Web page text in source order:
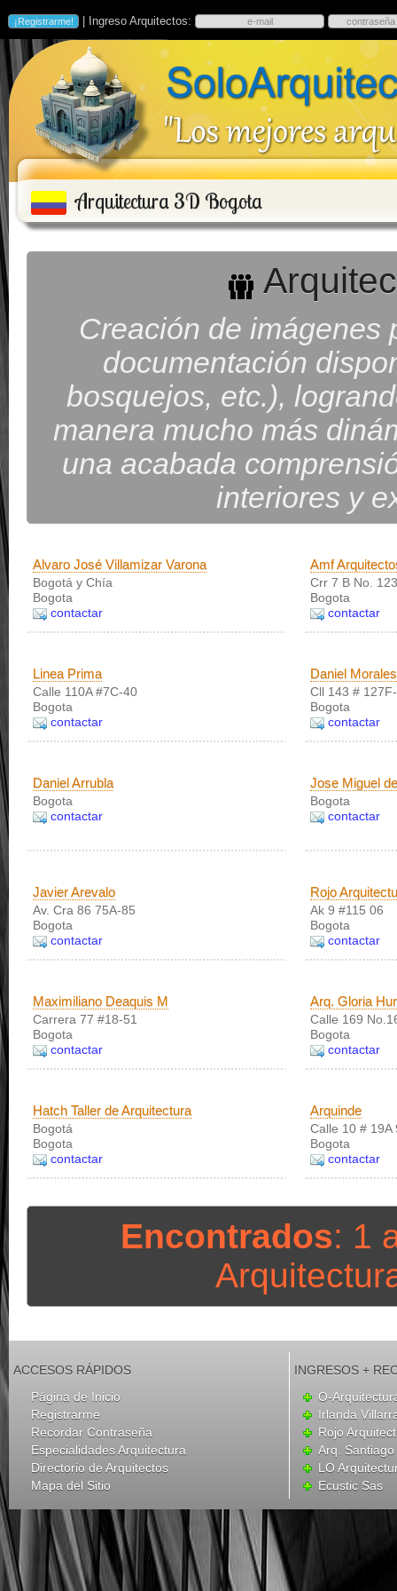
| Ingreso Arquitectos:
Arquitectura 3D Bogota
Creación de imágenes
documentación
bosquejos, etc.),
manera mucho más
una acabada
interiores y
Alvaro José Villamizar Varona
Bogotá y Chía
Bogota
contactar
Amf
Crr 7 B No.
Bogota
contactar
Linea Prima
Calle 110A #7C-40
Bogota
contactar
Daniel Morales
Cll 143 #
Bogota
contactar
Daniel Arrubla
Bogota
contactar
Jose Miguel
Bogota
contactar
Javier Arevalo
Av. Cra 86 75A-85
Bogota
contactar
Rojo
Ak 9 #115 06
Bogota
contactar
Maximiliano Deaquis M
Carrera 77 #18-51
Bogota
contactar
Arq. Gloria
Calle 169
Bogota
contactar
Hatch Taller de Arquitectura
Bogotá
Bogota
contactar
Arquinde
Calle 10 # 19A
Bogota
contactar
Encontrados: 1
ACCESOS RÁPIDOS
Página de Inicio
Registrarme
Recordar Contraseña
Especialidades Arquitectura
Directorio de Arquitectos
Mapa del Sitio
INGRESOS +
O-
Irlanda
Rojo
Arq.
LO
Ecustic Sas